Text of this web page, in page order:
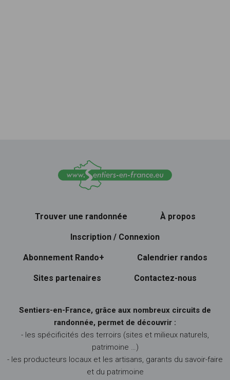
Trouver une randonnée À propos
Inscription / Connexion
Abonnement Rando+ Calendrier randos
Sites partenaires Contactez-nous
Sentiers-en-France, grâce aux nombreux circuits de
randonnée, permet de découvrir :
- les spécificités des terroirs (sites et milieux naturels,
patrimoine …)
- les producteurs locaux et les artisans, garants du savoir-faire
et du patrimoine